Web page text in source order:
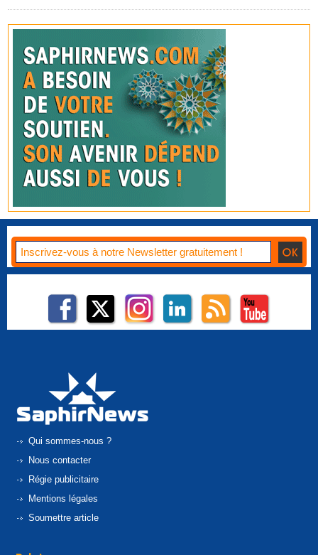
Qui sommes-nous ?
Nous contacter
Régie publicitaire
Mentions légales
Soumettre article